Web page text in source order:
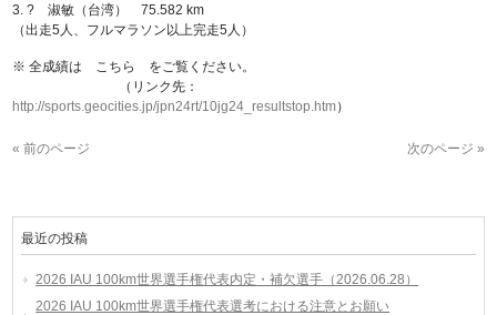
3. ? 淑敏（台湾） 75.582 km
（出走5人、フルマラソン以上完走5人）
※ 全成績は こちら をご覧ください。
（リンク先：
http://sports.geocities.jp/jpn24rt/10jg24_resultstop.htm）
« 前のページ 次のページ »
最近の投稿
2026 IAU 100km世界選手権代表内定・補欠選手（2026.06.28）
2026 IAU 100km世界選手権代表選考における注意とお願い